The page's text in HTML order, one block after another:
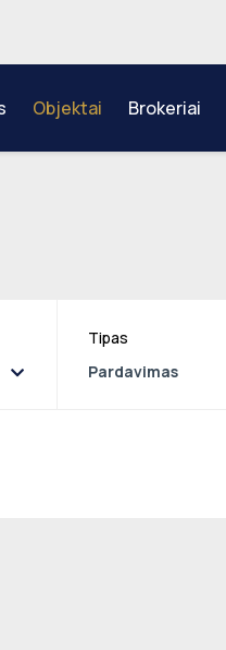
Objektai Brokeriai
Tipas
Pardavimas